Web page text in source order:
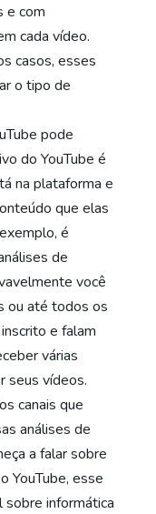
e com
cada vídeo.
casos, esses
o tipo de
pode
do YouTube é
na plataforma e
que elas
é
de
você
ou até todos os
e falam
várias
seus vídeos.
canais que
análises de
a falar sobre
YouTube, esse
sobre informática